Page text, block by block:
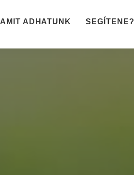
AMIT ADHATUNK SEGÍTENE?